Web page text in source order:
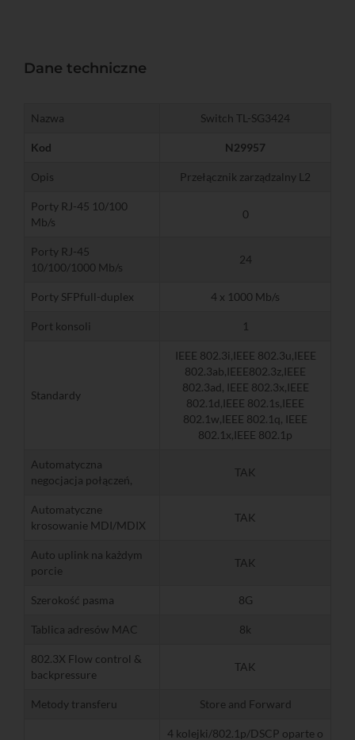
Dane techniczne
Nazwa Switch TL-SG3424
Kod N29957
Opis Przełącznik zarządzalny L2
Porty RJ-45 10/100
Mb/s
0
Porty RJ-45
10/100/1000 Mb/s
24
Porty SFPfull-duplex 4 x 1000 Mb/s
Port konsoli 1
Standardy
IEEE 802.3i,IEEE 802.3u,IEEE
802.3ab,IEEE802.3z,IEEE
802.3ad, IEEE 802.3x,IEEE
802.1d,IEEE 802.1s,IEEE
802.1w,IEEE 802.1q, IEEE
802.1x,IEEE 802.1p
Automatyczna
negocjacja połączeń,
TAK
Automatyczne
krosowanie MDI/MDIX
TAK
Auto uplink na każdym
porcie
TAK
Szerokość pasma 8G
Tablica adresów MAC 8k
802.3X Flow control &
backpressure
TAK
Metody transferu Store and Forward
4 kolejki/802.1p/DSCP oparte o